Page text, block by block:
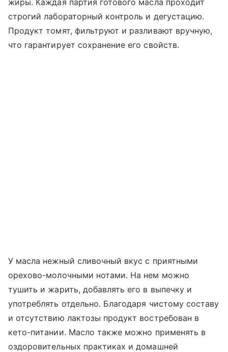
жиры. Каждая партия готового масла проходит
строгий лабораторный контроль и дегустацию.
Продукт томят, фильтруют и разливают вручную,
что гарантирует сохранение его свойств.
У масла нежный сливочный вкус с приятными
орехово-молочными нотами. На нем можно
тушить и жарить, добавлять его в выпечку и
употреблять отдельно. Благодаря чистому составу
и отсутствию лактозы продукт востребован в
кето-питании. Масло также можно применять в
оздоровительных практиках и домашней